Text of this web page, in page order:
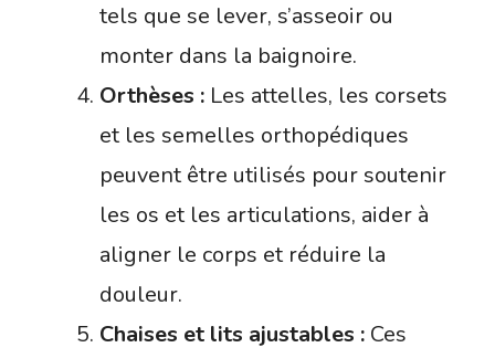
tels que se lever, s’asseoir ou
monter dans la baignoire.
Orthèses : Les attelles, les corsets
et les semelles orthopédiques
peuvent être utilisés pour soutenir
les os et les articulations, aider à
aligner le corps et réduire la
douleur.
Chaises et lits ajustables : Ces